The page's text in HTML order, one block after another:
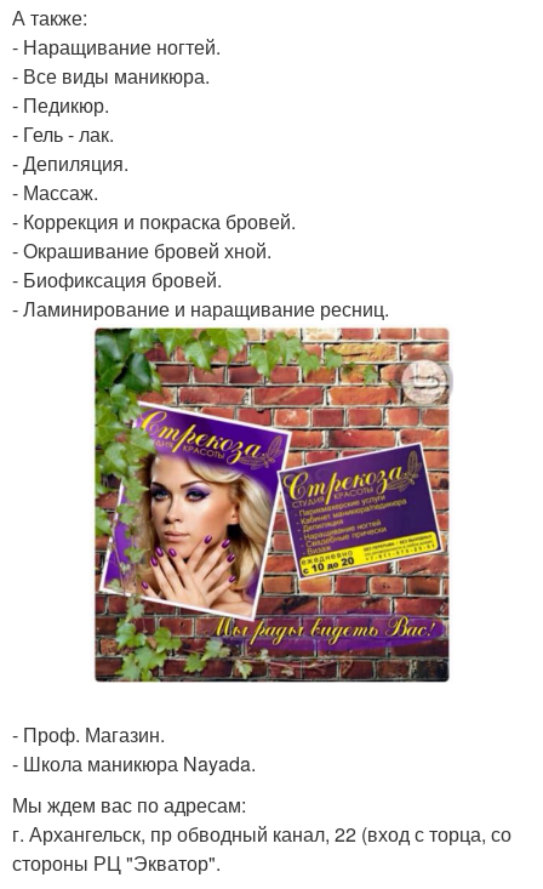
А также:
- Наращивание ногтей.
- Все виды маникюра.
- Педикюр.
- Гель - лак.
- Депиляция.
- Массаж.
- Коррекция и покраска бровей.
- Окрашивание бровей хной.
- Биофиксация бровей.
- Ламинирование и наращивание ресниц.
- Проф. Магазин.
- Школа маникюра Nayada.
Мы ждем вас по адресам:
г. Архангельск, пр обводный канал, 22 (вход с торца, со
стороны РЦ "Экватор".